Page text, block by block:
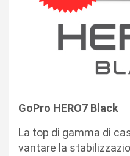
GoPro HERO7 Black
La top di gamma di
vantare la